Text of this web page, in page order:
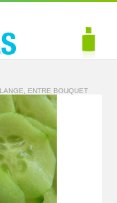
ENTRE BOUQUET